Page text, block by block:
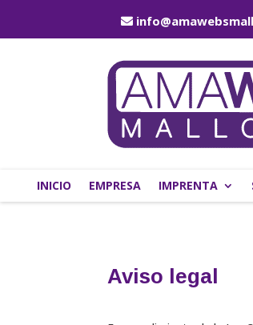
INICIO EMPRESA IMPRENTA
Aviso legal